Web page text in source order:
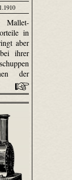
in
aber
ihrer
der